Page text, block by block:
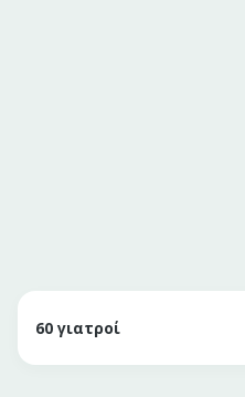
60 γιατροί